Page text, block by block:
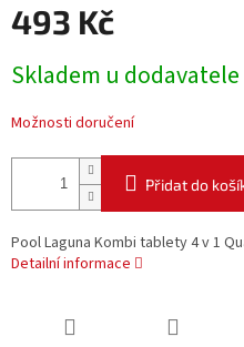
493 Kč
cena:
Skladem u dodavatele
Možnosti doručení
Přidat do
Pool Laguna Kombi tablety 4 v 1
Detailní informace